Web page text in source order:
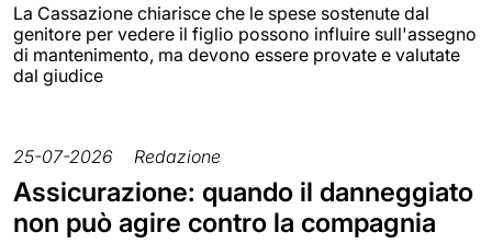
La Cassazione chiarisce che le spese sostenute dal
genitore per vedere il figlio possono influire sull'assegno
di mantenimento, ma devono essere provate e valutate
dal giudice
25-07-2026 Redazione
Assicurazione: quando il danneggiato
non può agire contro la compagnia